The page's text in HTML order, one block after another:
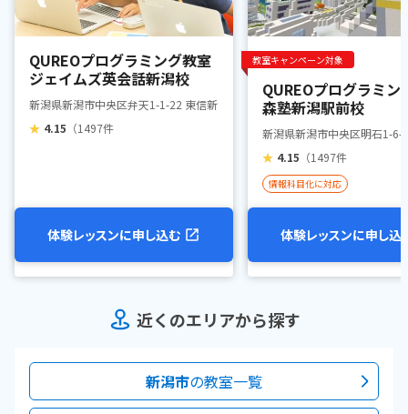
QUREOプログラミング教室
ジェイムズ英会話新潟校
新潟県新潟市中央区弁天1-1-22 東信新潟ビル7F
★ 4.15 （1497件
体験レッスンに申し込む
教室キャンペーン対象
QUREOプログラミン
森塾新潟駅前校
新潟県新潟市中央区明石1-6-
★ 4.15 （1497件
情報科目化に対応
体験レッスンに申し込
近くのエリアから探す
新潟市の教室一覧